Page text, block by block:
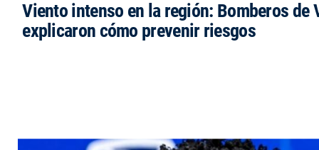
Viento intenso en la región: Bomberos de
explicaron cómo prevenir riesgos